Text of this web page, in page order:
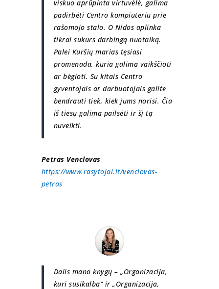
viskuo aprūpinta virtuvėlė, galima
padirbėti Centro kompiuteriu prie
rašomojo stalo. O Nidos aplinka
tikrai sukurs darbingą nuotaiką.
Palei Kuršių marias tęsiasi
promenada, kuria galima vaikščioti
ar bėgioti. Su kitais Centro
gyventojais ar darbuotojais galite
bendrauti tiek, kiek jums norisi. Čia
iš tiesų galima pailsėti ir šį tą
nuveikti.
Petras Venclovas
https://www.rasytojai.lt/venclovas-
petras
Dalis mano knygų – „Organizacija,
kuri susikalba“ ir „Organizacija,